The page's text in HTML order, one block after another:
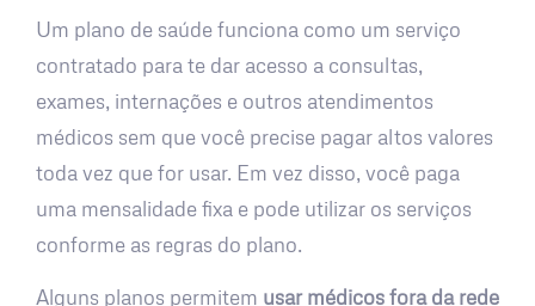
Um plano de saúde funciona como um serviço
contratado para te dar acesso a consultas,
exames, internações e outros atendimentos
médicos sem que você precise pagar altos valores
toda vez que for usar. Em vez disso, você paga
uma mensalidade fixa e pode utilizar os serviços
conforme as regras do plano.
Alguns planos permitem usar médicos fora da rede